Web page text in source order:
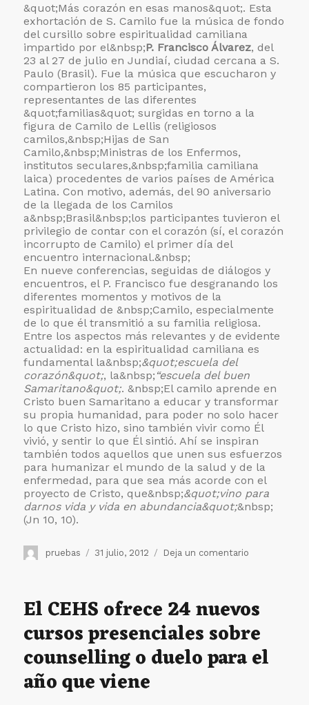
&quot;Más corazón en esas manos&quot;. Esta
exhortación de S. Camilo fue la música de fondo
del cursillo sobre espiritualidad camiliana
impartido por el&nbsp;P. Francisco Álvarez, del
23 al 27 de julio en Jundiaí, ciudad cercana a S.
Paulo (Brasil). Fue la música que escucharon y
compartieron los 85 participantes,
representantes de las diferentes
&quot;familias&quot; surgidas en torno a la
figura de Camilo de Lellis (religiosos
camilos,&nbsp;Hijas de San
Camilo,&nbsp;Ministras de los Enfermos,
institutos seculares,&nbsp;familia camiliana
laica) procedentes de varios países de América
Latina. Con motivo, además, del 90 aniversario
de la llegada de los Camilos
a&nbsp;Brasil&nbsp;los participantes tuvieron el
privilegio de contar con el corazón (sí, el corazón
incorrupto de Camilo) el primer día del
encuentro internacional.&nbsp;
En nueve conferencias, seguidas de diálogos y
encuentros, el P. Francisco fue desgranando los
diferentes momentos y motivos de la
espiritualidad de &nbsp;Camilo, especialmente
de lo que él transmitió a su familia religiosa.
Entre los aspectos más relevantes y de evidente
actualidad: en la espiritualidad camiliana es
fundamental la&nbsp;&quot;escuela del
corazón&quot;, la&nbsp; “escuela del buen
Samaritano&quot;. &nbsp;El camilo aprende en
Cristo buen Samaritano a educar y transformar
su propia humanidad, para poder no solo hacer
lo que Cristo hizo, sino también vivir como Él
vivió, y sentir lo que Él sintió. Ahí se inspiran
también todos aquellos que unen sus esfuerzos
para humanizar el mundo de la salud y de la
enfermedad, para que sea más acorde con el
proyecto de Cristo, que&nbsp;&quot;vino para
darnos vida y vida en abundancia&quot;&nbsp;
(Jn 10, 10).
Autor
pruebas
Publicado
31 julio, 2012 Deja un comentario
Álvarez
en
la
El CEHS ofrece 24 nuevos
cursos presenciales sobre
counselling o duelo para el
año que viene